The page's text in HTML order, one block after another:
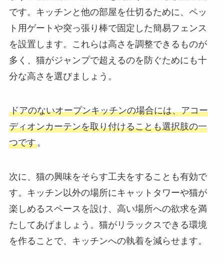
です。キッチンと他の部屋を仕切るために、ペッ
ト用ゲートや突っ張り棒で固定した簡易フェンス
を設置します。これらは高さを調整できるものが
多く、猫がジャンプで超えるのを防ぐためにも十
分な高さを選びましょう。
ドアのないオープンキッチンの場合には、アコー
ディオンカーテンを取り付けることも選択肢の一
つです。
次に、猫の興味をそらす工夫をすることも有効で
す。キッチン以外の場所にキャットタワーや猫が
楽しめるスペースを設け、高い場所への欲求を満
たしてあげましょう。猫がリラックスできる環境
を作ることで、キッチンへの執着を減らせます。